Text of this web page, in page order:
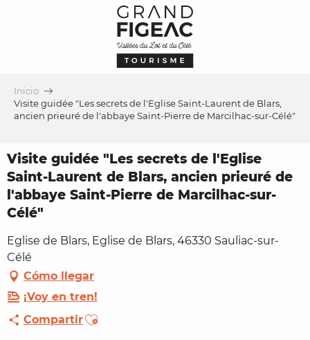
Inicio
Visite guidée "Les secrets de l'Eglise Saint-Laurent de Blars,
ancien prieuré de l'abbaye Saint-Pierre de Marcilhac-sur-Célé"
Visite guidée "Les secrets de l'Eglise
Saint-Laurent de Blars, ancien prieuré de
l'abbaye Saint-Pierre de Marcilhac-sur-
Célé"
Eglise de Blars, Eglise de Blars, 46330 Sauliac-sur-
Célé
Cómo llegar
¡Voy en tren!
CompartirAjouter aux favoris